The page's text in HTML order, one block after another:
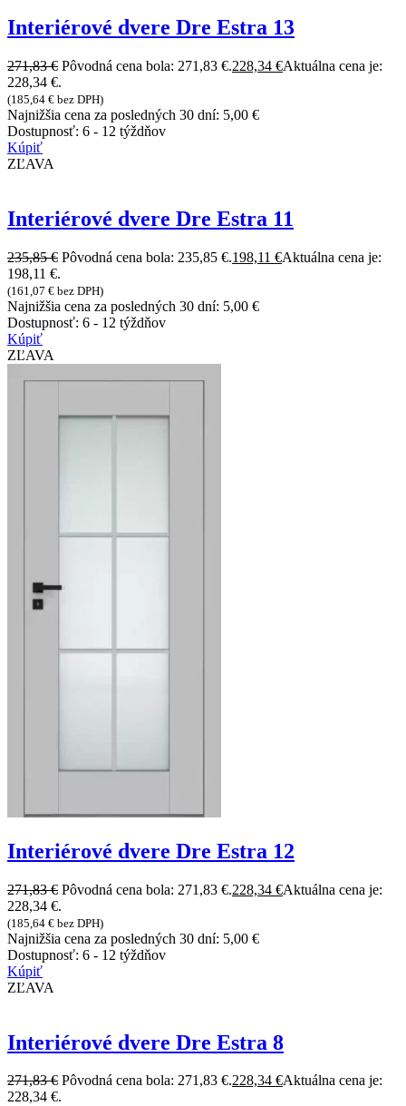
Interiérové dvere Dre Estra 13
271,83€ Pôvodná cena bola: 271,83 €.228,34 €Aktuálna cena je:
228,34 €.
(185,64 € bez DPH)
Najnižšia cena za posledných 30 dní: 5,00 €
Dostupnosť: 6 - 12 týždňov
Kúpiť
ZĽAVA
Interiérové dvere Dre Estra 11
235,85€ Pôvodná cena bola: 235,85 €.198,11 €Aktuálna cena je:
198,11 €.
(161,07 € bez DPH)
Najnižšia cena za posledných 30 dní: 5,00 €
Dostupnosť: 6 - 12 týždňov
Kúpiť
ZĽAVA
Interiérové dvere Dre Estra 12
271,83€ Pôvodná cena bola: 271,83 €.228,34 €Aktuálna cena je:
228,34 €.
(185,64 € bez DPH)
Najnižšia cena za posledných 30 dní: 5,00 €
Dostupnosť: 6 - 12 týždňov
Kúpiť
ZĽAVA
Interiérové dvere Dre Estra 8
271,83€ Pôvodná cena bola: 271,83 €.228,34 €Aktuálna cena je:
228,34 €.